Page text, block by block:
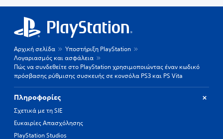
Αρχική σελίδα
Υποστήριξη PlayStation
Λογαριασμός και ασφάλεια
Πώς να συνδεθείτε στο PlayStation χρησιμοποιώντας έναν κωδικό
πρόσβασης ρύθμισης συσκευής σε κονσόλα PS3 και PS Vita
Πληροφορίες
Σχετικά με τη SIE
Ευκαιρίες Απασχόλησης
PlayStation Studios